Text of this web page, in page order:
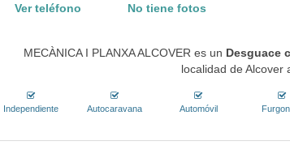
Ver teléfono No tiene fotos
MECÀNICA I PLANXA ALCOVER es un Desguace
localidad de Alcover
Independiente Autocaravana Automóvil